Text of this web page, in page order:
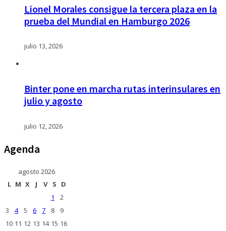
Lionel Morales consigue la tercera plaza en la
prueba del Mundial en Hamburgo 2026
julio 13, 2026
Binter pone en marcha rutas interinsulares en
julio y agosto
julio 12, 2026
Agenda
agosto 2026
L M X J V S
D
1
2
3
4 5 6 7 8
9
10 11 12 13 14 15 16